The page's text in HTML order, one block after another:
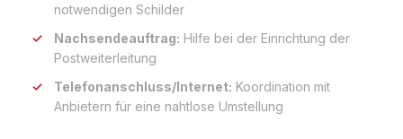
notwendigen Schilder
Nachsendeauftrag: Hilfe bei der Einrichtung der
Postweiterleitung
Telefonanschluss/Internet: Koordination mit
Anbietern für eine nahtlose Umstellung